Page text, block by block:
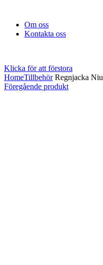
Om oss
Kontakta oss
Klicka för att förstora
HomeTillbehörRegnjacka Niu
Föregående produkt